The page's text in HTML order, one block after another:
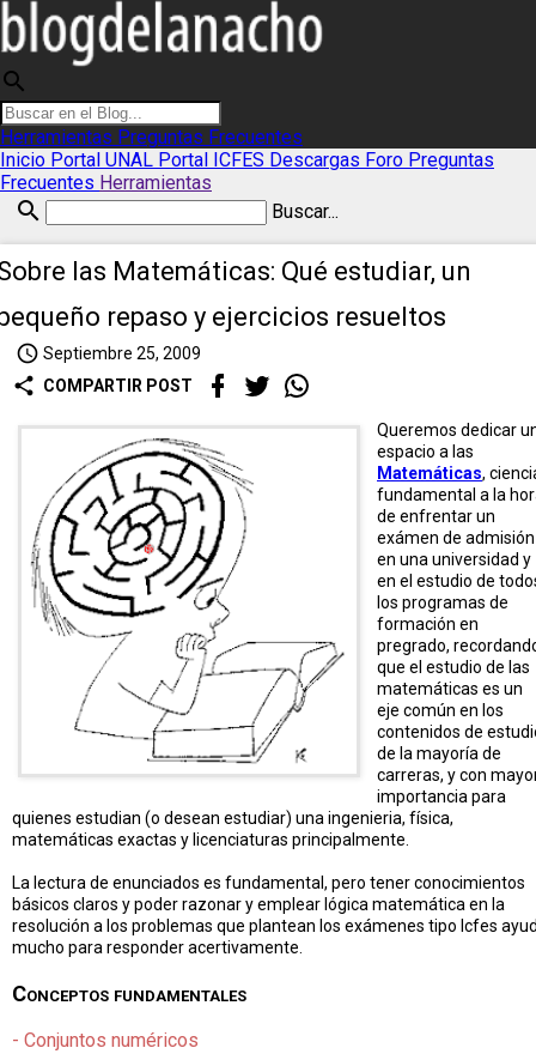
search
Herramientas Preguntas Frecuentes
Inicio Portal UNAL Portal ICFES Descargas Foro Preguntas
Frecuentes Herramientas
search Buscar...
las Matemáticas: Qué estudiar, un
repaso y ejercicios resueltos
access_time Septiembre 25, 2009
share COMPARTIR POST
Queremos dedicar
espacio a las
Matemáticas,
fundamental a la
de enfrentar un
exámen de admisión
en una universidad y
en el estudio de
los programas de
formación en
pregrado,
que el estudio de las
matemáticas es un
eje común en los
contenidos de
de la mayoría de
carreras, y con
importancia para
quienes estudian (o desean estudiar) una ingenieria, física,
matemáticas exactas y licenciaturas principalmente.
La lectura de enunciados es fundamental, pero tener conocimientos
básicos claros y poder razonar y emplear lógica matemática en la
resolución a los problemas que plantean los exámenes tipo Icfes
mucho para responder acertivamente.
Conceptos fundamentales
- Conjuntos numéricos